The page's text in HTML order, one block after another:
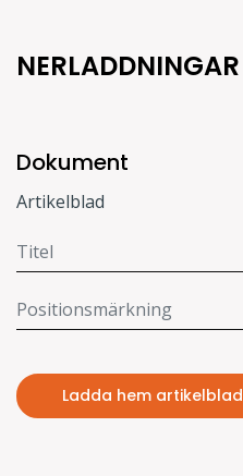
NERLADDNINGAR
Dokument
Artikelblad
Ladda hem artikelblad